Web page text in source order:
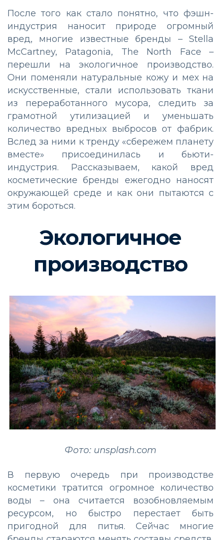
После того как стало понятно, что фэшн-
индустрия наносит природе огромный
вред, многие известные бренды – Stella
McCartney, Patagonia, The North Face –
перешли на экологичное производство.
Они поменяли натуральные кожу и мех на
искусственные, стали использовать ткани
из переработанного мусора, следить за
грамотной утилизацией и уменьшать
количество вредных выбросов от фабрик.
Вслед за ними к тренду «сбережем планету
вместе» присоединилась и бьюти-
индустрия. Рассказываем, какой вред
косметические бренды ежегодно наносят
окружающей среде и как они пытаются с
этим бороться.
Экологичное
производство
Фото: unsplash.com
В первую очередь при производстве
косметики тратится огромное количество
воды – она считается возобновляемым
ресурсом, но быстро перестает быть
пригодной для питья. Сейчас многие